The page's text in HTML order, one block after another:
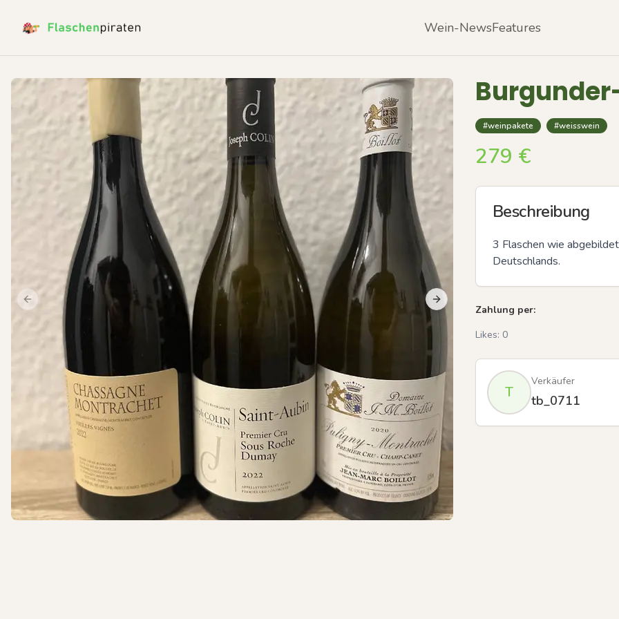
Wein-NewsFeatures
Previous slide Next slidePrevious slide
#weinpakete #weisswein
279 €
Beschreibung
3 Flaschen wie
Deutschlands.
Zahlung per:
Likes: 0
T
Verkäufer
tb_0711